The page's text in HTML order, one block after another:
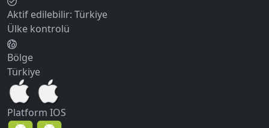
Aktif edilebilir: Türkiye
Ülke kontrolü
Bölge
Türkiye
Platform IOS